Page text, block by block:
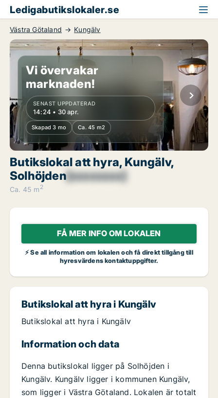
Ledigabutikslokaler.se
Västra Götaland Kungälv
Vi övervakar
marknaden!
SENAST UPPDATERAD
14:24 • 30 apr.
Skapad 3 mo Ca. 45 m2
Butikslokal att hyra, Kungälv,
Solhöjden[xxxxxxxx]
Ca. 45 m 2
FÅ MER INFO OM LOKALEN
⚡ Se all information om lokalen och få direkt tillgång till
hyresvärdens kontaktuppgifter.
Butikslokal att hyra i Kungälv
Butikslokal att hyra i Kungälv
Information och data
Denna butikslokal ligger på Solhöjden i
Kungälv. Kungälv ligger i kommunen Kungälv,
som ligger i Västra Götaland. Lokalen är totalt